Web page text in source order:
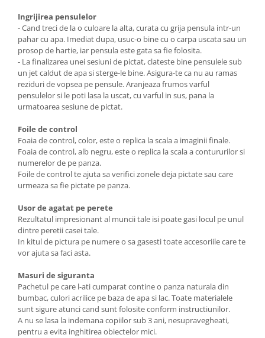
Ingrijirea pensulelor
- Cand treci de la o culoare la alta, curata cu grija pensula intr-un
pahar cu apa. Imediat dupa, usuc-o bine cu o carpa uscata sau un
prosop de hartie, iar pensula este gata sa fie folosita.
- La finalizarea unei sesiuni de pictat, clateste bine pensulele sub
un jet caldut de apa si sterge-le bine. Asigura-te ca nu au ramas
reziduri de vopsea pe pensule. Aranjeaza frumos varful
pensulelor si le poti lasa la uscat, cu varful in sus, pana la
urmatoarea sesiune de pictat.
Foile de control
Foaia de control, color, este o replica la scala a imaginii finale.
Foaia de control, alb negru, este o replica la scala a contururilor si
numerelor de pe panza.
Foile de control te ajuta sa verifici zonele deja pictate sau care
urmeaza sa fie pictate pe panza.
Usor de agatat pe perete
Rezultatul impresionant al muncii tale isi poate gasi locul pe unul
dintre peretii casei tale.
In kitul de pictura pe numere o sa gasesti toate accesoriile care te
vor ajuta sa faci asta.
Masuri de siguranta
Pachetul pe care l-ati cumparat contine o panza naturala din
bumbac, culori acrilice pe baza de apa si lac. Toate materialele
sunt sigure atunci cand sunt folosite conform instructiunilor.
A nu se lasa la indemana copiilor sub 3 ani, nesupravegheati,
pentru a evita inghitirea obiectelor mici.